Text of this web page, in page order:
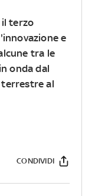
il terzo
e
tra le
onda dal
terrestre al
CONDIVIDI